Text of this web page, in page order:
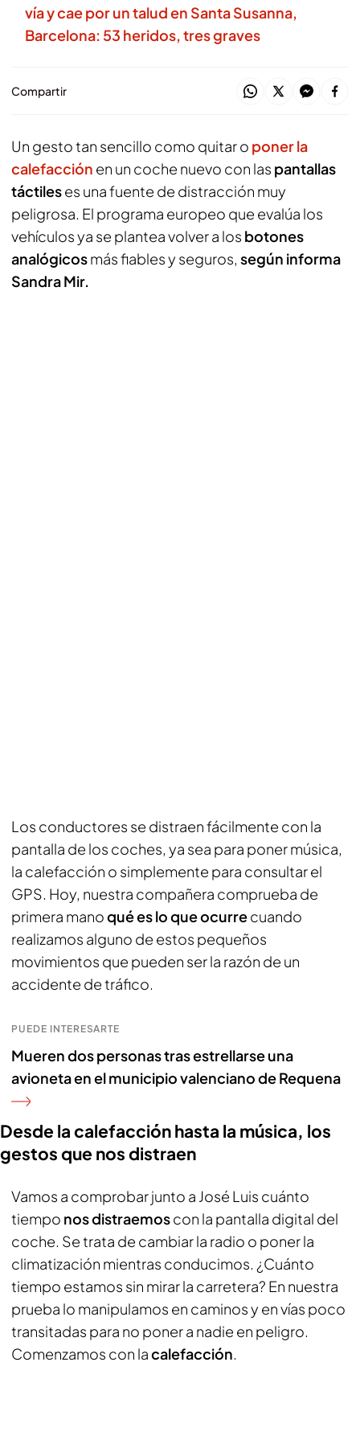
vía y cae por un talud en Santa Susanna,
Barcelona: 53 heridos, tres graves
Compartir
Un gesto tan sencillo como quitar o poner la
calefacción en un coche nuevo con las pantallas
táctileses una fuente de distracción muy
peligrosa. El programa europeo que evalúa los
vehículos ya se plantea volver a los botones
analógicosmás fiables y seguros, según informa
Sandra Mir.
Los conductores se distraen fácilmente con la
pantalla de los coches, ya sea para poner música,
la calefacción o simplemente para consultar el
GPS. Hoy, nuestra compañera comprueba de
primera manoqué es lo que ocurrecuando
realizamos alguno de estos pequeños
movimientos que pueden ser la razón de un
accidente de tráfico.
PUEDE INTERESARTE
Mueren dos personas tras estrellarse una
avioneta en el municipio valenciano de Requena
Desde la calefacción hasta la música, los
gestos que nos distraen
Vamos a comprobar junto a José Luis cuánto
tiempo nos distraemoscon la pantalla digital del
coche. Se trata de cambiar la radio o poner la
climatización mientras conducimos. ¿Cuánto
tiempo estamos sin mirar la carretera? En nuestra
prueba lo manipulamos en caminos y en vías poco
transitadas para no poner a nadie en peligro.
Comenzamos con lacalefacción.